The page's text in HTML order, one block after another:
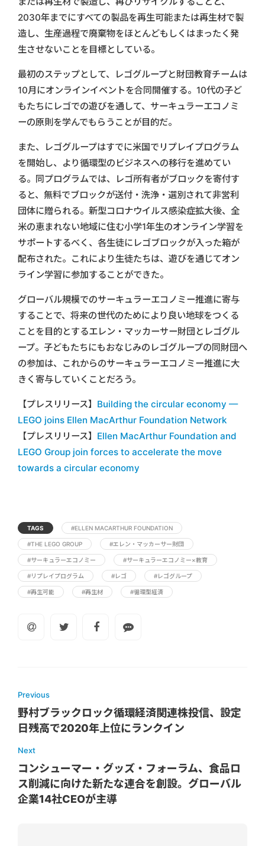
2030年までにすべての製品を再生可能または再生材で製
造し、生産過程で廃棄物をほとんどもしくはまったく発
生させないことを目標としている。
最初のステップとして、レゴグループと財団教育チームは
10月にオンラインイベントを合同開催する。10代の子ど
もたちにレゴでの遊びを通して、サーキュラーエコノミ
ーの原則を学んでもらうことが目的だ。
また、レゴグループはすでに米国でリプレイプログラム
を開始し、より循環型のビジネスへの移行を進めてい
る。同プログラムでは、レゴ所有者がブロックを寄付す
ると、無料でブロックが送付・洗浄・選別されて非営利
団体に贈られる。新型コロナウイルス感染症拡大後、全
米の恵まれない地域に住む小学1年生のオンライン学習を
サポートするべく、各生徒にレゴブロックが入った箱が
配布された。これにより生徒たちは、遊びを通じてオン
ライン学習に参加することができた。
グローバル規模でのサーキュラーエコノミー推進に寄与
することで、将来の世代のためにより良い地球をつくる
ことを目的とするエレン・マッカーサー財団とレゴグル
ープ。子どもたちにもおなじみのレゴグループの同財団へ
の参加は、これからのサーキュラーエコノミー推進に大
きく寄与していくことだろう。
【プレスリリース】 Building the circular economy —
LEGO joins Ellen MacArthur Foundation Network
【プレスリリース】 Ellen MacArthur Foundation and
LEGO Group join forces to accelerate the move
towards a circular economy
TAGS #ELLEN MACARTHUR FOUNDATION
#THE LEGO GROUP #エレン・マッカーサー財団
#サーキュラーエコノミー #サーキュラーエコノミー×教育
#リプレイプログラム #レゴ #レゴグループ
#再生可能 #再生材 #循環型経済
Previous
野村ブラックロック循環経済関連株投信、設定
日残高で2020年上位にランクイン
Next
コンシューマー・グッズ・フォーラム、食品ロ
ス削減に向けた新たな連合を創設。グローバル
企業14社CEOが主導